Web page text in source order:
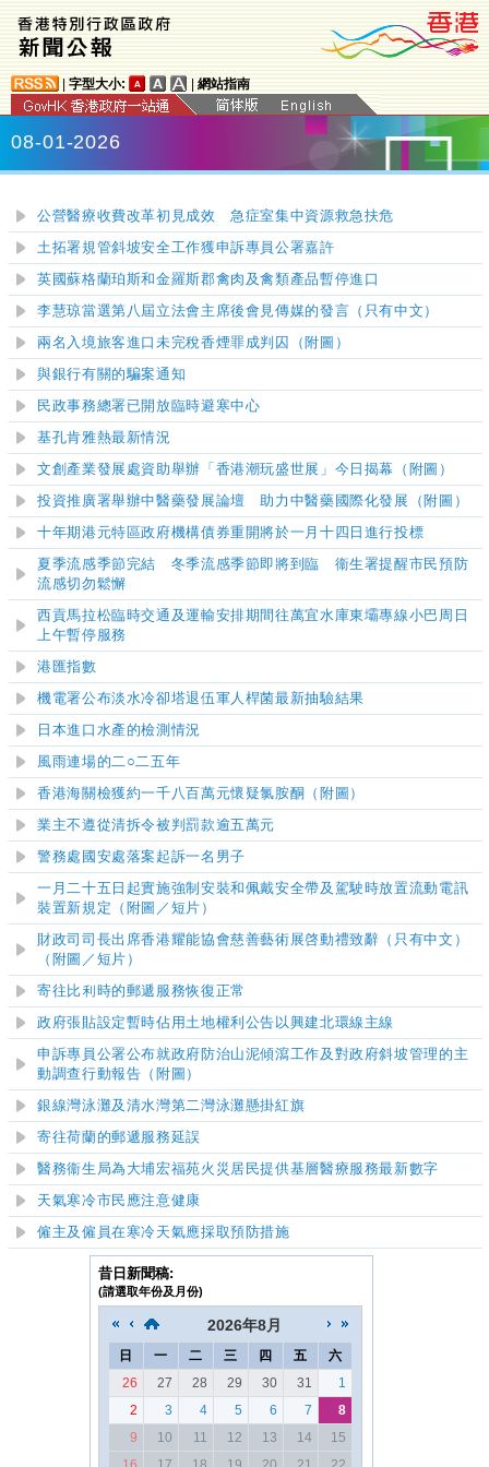
字型大小: 網站指南
08-01-2026
公營醫療收費改革初見成效 急症室集中資源救急扶危
土拓署規管斜坡安全工作獲申訴專員公署嘉許
英國蘇格蘭珀斯和金羅斯郡禽肉及禽類產品暫停進口
李慧琼當選第八屆立法會主席後會見傳媒的發言（只有中文）
兩名入境旅客進口未完稅香煙罪成判囚（附圖）
與銀行有關的騙案通知
民政事務總署已開放臨時避寒中心
基孔肯雅熱最新情況
文創產業發展處資助舉辦「香港潮玩盛世展」今日揭幕（附圖）
投資推廣署舉辦中醫藥發展論壇 助力中醫藥國際化發展（附圖）
十年期港元特區政府機構債券重開將於一月十四日進行投標
夏季流感季節完結 冬季流感季節即將到臨 衞生署提醒市民預防
流感切勿鬆懈
西貢馬拉松臨時交通及運輸安排期間往萬宜水庫東壩專線小巴周日
上午暫停服務
港匯指數
機電署公布淡水冷卻塔退伍軍人桿菌最新抽驗結果
日本進口水產的檢測情況
風雨連場的二○二五年
香港海關檢獲約一千八百萬元懷疑氯胺酮（附圖）
業主不遵從清拆令被判罰款逾五萬元
警務處國安處落案起訴一名男子
一月二十五日起實施強制安裝和佩戴安全帶及駕駛時放置流動電訊
裝置新規定（附圖／短片）
財政司司長出席香港耀能協會慈善藝術展啓動禮致辭（只有中文）
（附圖／短片）
寄往比利時的郵遞服務恢復正常
政府張貼設定暫時佔用土地權利公告以興建北環線主線
申訴專員公署公布就政府防治山泥傾瀉工作及對政府斜坡管理的主
動調查行動報告（附圖）
銀線灣泳灘及清水灣第二灣泳灘懸掛紅旗
寄往荷蘭的郵遞服務延誤
醫務衞生局為大埔宏福苑火災居民提供基層醫療服務最新數字
天氣寒冷市民應注意健康
僱主及僱員在寒冷天氣應採取預防措施
昔日新聞稿:
(請選取年份及月份)
2026年8月
日 一 二 三 四 五
六
26
27 28 29 30 31
1
2
3 4 5 6 7
8
9
10 11 12 13 14
15